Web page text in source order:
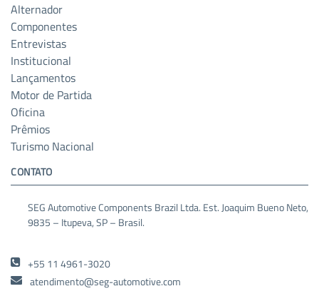
Alternador
Componentes
Entrevistas
Institucional
Lançamentos
Motor de Partida
Oficina
Prêmios
Turismo Nacional
CONTATO
SEG Automotive Components Brazil Ltda. Est. Joaquim Bueno Neto,
9835 – Itupeva, SP – Brasil.
+55 11 4961-3020
atendimento@seg-automotive.com